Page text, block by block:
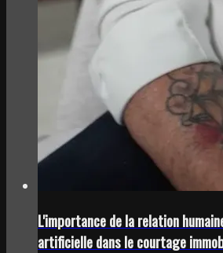
L'importance de la relation
artificielle dans le courtage